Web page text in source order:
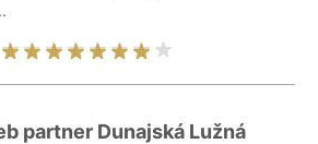
partner Dunajská Lužná